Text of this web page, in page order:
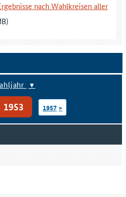
1953 1957
nach Wahlkreisen aller